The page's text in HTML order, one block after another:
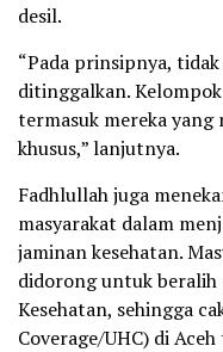
desil.
“Pada prinsipnya,
ditinggalkan.
termasuk mereka yang
khusus,” lanjutnya.
Fadhlullah juga
masyarakat dalam
jaminan kesehatan.
didorong untuk beralih
Kesehatan, sehingga
Coverage/UHC) di